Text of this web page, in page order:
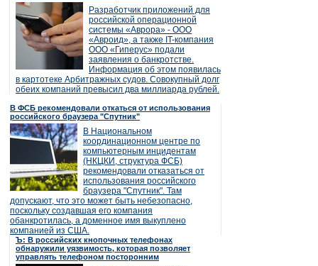
Разработчик приложений для
российской операционной
системы «Аврора» - ООО
«Авроид», а также IT-компания
ООО «Гиперус» подали
заявления о банкротстве.
Информация об этом появилась
в картотеке Арбитражных судов. Совокупный долг
обеих компаний превысил два миллиарда рублей.
В ФСБ рекомендовали откаться от использования
российского браузера "Спутник"
В Национальном
координационном центре по
компьютерным инцидентам
(НКЦКИ, структура ФСБ)
рекомендовали отказаться от
использования российского
браузера "Спутник". Там
допускают, что это может быть небезопасно,
поскольку создавшая его компания
обанкротилась, а доменное имя выкуплено
компанией из США.
Ъ: В российских кнопочных телефонах
обнаружили уязвимость, которая позволяет
управлять телефоном посторонним